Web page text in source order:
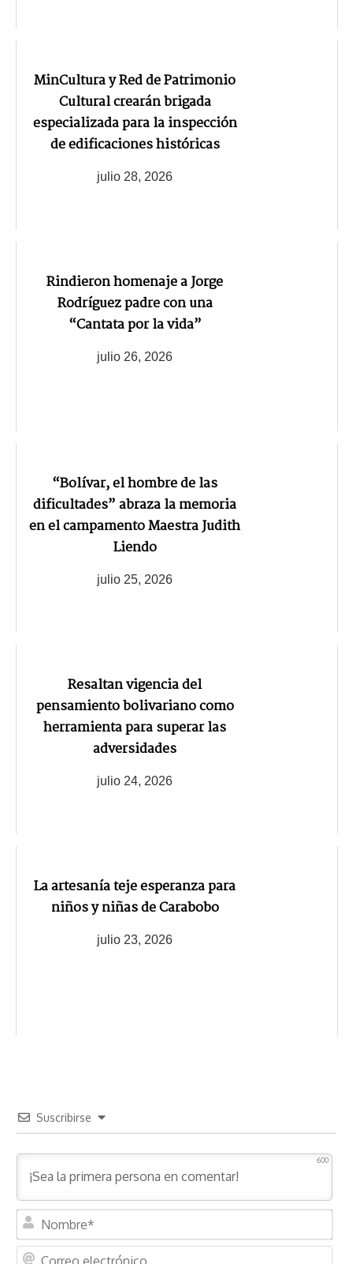
MinCultura y Red de Patrimonio
Cultural crearán brigada
especializada para la inspección
de edificaciones históricas
julio 28, 2026
Rindieron homenaje a Jorge
Rodríguez padre con una
“Cantata por la vida”
julio 26, 2026
“Bolívar, el hombre de las
dificultades” abraza la memoria
en el campamento Maestra Judith
Liendo
julio 25, 2026
Resaltan vigencia del
pensamiento bolivariano como
herramienta para superar las
adversidades
julio 24, 2026
La artesanía teje esperanza para
niños y niñas de Carabobo
julio 23, 2026
Suscribirse
600
N
o
m